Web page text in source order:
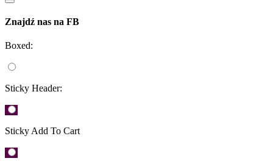
Znajdź nas na FB
Boxed:
Sticky Header:
Sticky Add To Cart